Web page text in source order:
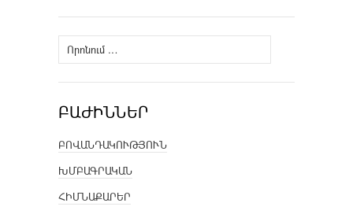
Որոնել՝
ԲԱԺԻՆՆԵՐ
ԲՈՎԱՆԴԱԿՈՒԹՅՈՒՆ
ԽՄԲԱԳՐԱԿԱՆ
ՀԻՄՆԱՔԱՐԵՐ